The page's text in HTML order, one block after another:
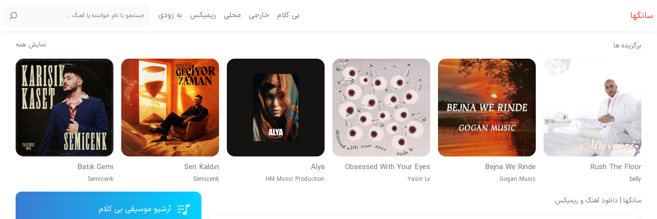
سانگها بی کلام خارجی محلی ریمیکس به زودی
برگزیده ها نمایش همه
Rush The Floor
belly
Bejna We Rinde
Gogan Music
Obsessed With Your Eyes
Yasin Lv
Alya
HM Music Production
Sen Kaldın
Semicenk
Batık Gemi
Semicenk
سانگها | دانلود آهنگ و ریمیکس
آرشیو موسیقی بی کلام